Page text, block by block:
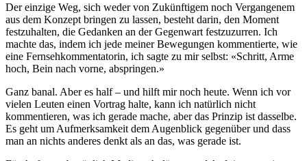
Der einzige Weg, sich weder von Zukünftigem noch Vergangenem
aus dem Konzept bringen zu lassen, besteht darin, den Moment
festzuhalten, die Gedanken an der Gegenwart festzuzurren. Ich
machte das, indem ich jede meiner Bewegungen kommentierte, wie
eine Fernsehkommentatorin, ich sagte zu mir selbst: «Schritt, Arme
hoch, Bein nach vorne, abspringen.»
Ganz banal. Aber es half – und hilft mir noch heute. Wenn ich vor
vielen Leuten einen Vortrag halte, kann ich natürlich nicht
kommentieren, was ich gerade mache, aber das Prinzip ist dasselbe.
Es geht um Aufmerksamkeit dem Augenblick gegenüber und dass
man an nichts anderes denkt als an das, was gerade ist.